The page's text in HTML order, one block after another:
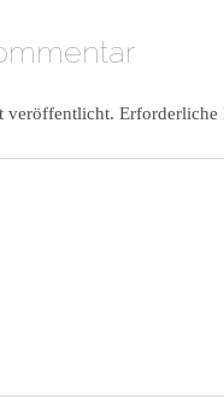
veröffentlicht.